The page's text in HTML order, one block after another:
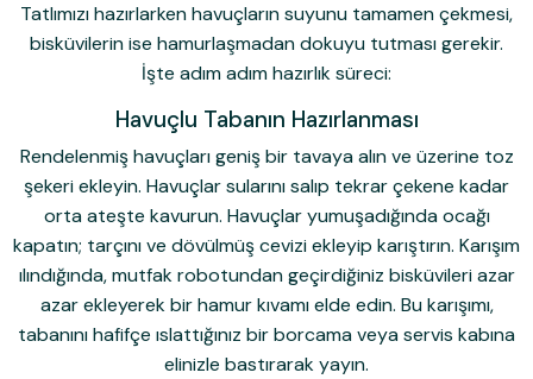
Tatlımızı hazırlarken havuçların suyunu tamamen çekmesi,
bisküvilerin ise hamurlaşmadan dokuyu tutması gerekir.
İşte adım adım hazırlık süreci:
Havuçlu Tabanın Hazırlanması
Rendelenmiş havuçları geniş bir tavaya alın ve üzerine toz
şekeri ekleyin. Havuçlar sularını salıp tekrar çekene kadar
orta ateşte kavurun. Havuçlar yumuşadığında ocağı
kapatın; tarçını ve dövülmüş cevizi ekleyip karıştırın. Karışım
ılındığında, mutfak robotundan geçirdiğiniz bisküvileri azar
azar ekleyerek bir hamur kıvamı elde edin. Bu karışımı,
tabanını hafifçe ıslattığınız bir borcama veya servis kabına
elinizle bastırarak yayın.